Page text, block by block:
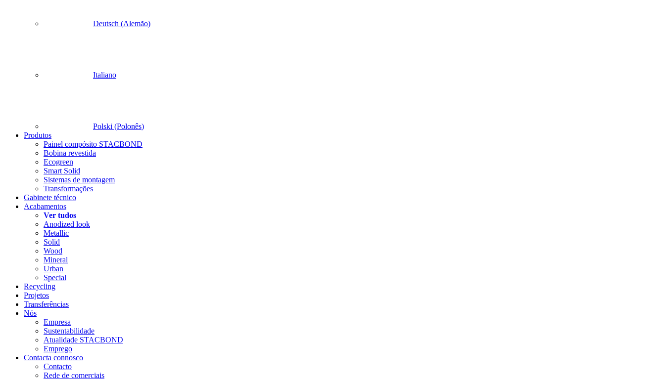
Deutsch (Alemão)
Italiano
Polski (Polonês)
Produtos
Painel compósito STACBOND
Bobina revestida
Ecogreen
Smart Solid
Sistemas de montagem
Transformações
Gabinete técnico
Acabamentos
Ver tudos
Anodized look
Metallic
Solid
Wood
Mineral
Urban
Special
Recycling
Projetos
Transferências
Nós
Empresa
Sustentabilidade
Atualidade STACBOND
Emprego
Contacta connosco
Contacto
Rede de comerciais